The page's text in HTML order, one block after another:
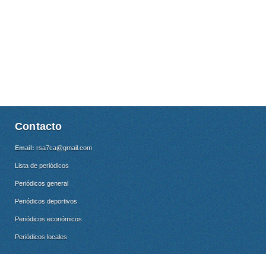
Contacto
Email: rsa7ca@gmail.com
Lista de periódicos
Periódicos general
Periódicos deportivos
Periódicos económicos
Periódicos locales